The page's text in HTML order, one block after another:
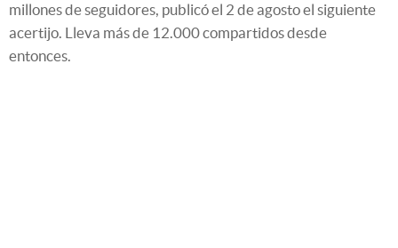
millones de seguidores, publicó el 2 de agosto el siguiente
acertijo. Lleva más de 12.000 compartidos desde
entonces.